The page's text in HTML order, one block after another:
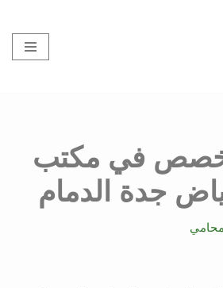
في مكتب
جدة الدمام
محامي